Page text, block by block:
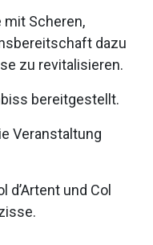
mit Scheren,
dazu
zu revitalisieren.
bereitgestellt.
Veranstaltung
d’Artent und Col